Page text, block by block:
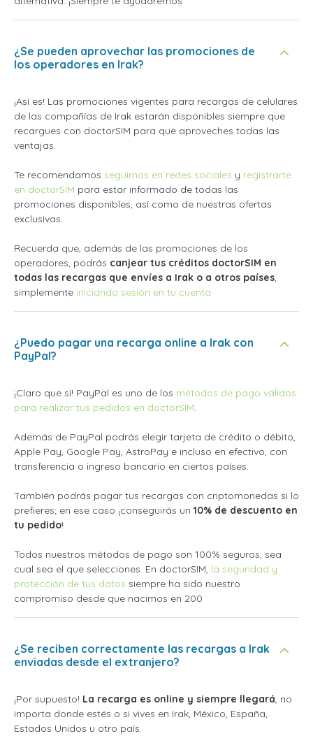
¿Se pueden aprovechar las promociones de
los operadores en Irak?
¡Así es! Las promociones vigentes para recargas de celulares
de las compañías de Irak estarán disponibles siempre que
recargues con doctorSIM para que aproveches todas las
ventajas.
Te recomendamos seguirnos en redes sociales y registrarte
en doctorSIM para estar informado de todas las
promociones disponibles, así como de nuestras ofertas
exclusivas.
Recuerda que, además de las promociones de los
operadores, podrás canjear tus créditos doctorSIM en
todas las recargas que envíes a Irak o a otros países,
simplemente iniciando sesión en tu cuenta
¿Puedo pagar una recarga online a Irak con
PayPal?
¡Claro que sí! PayPal es uno de los métodos de pago válidos
para realizar tus pedidos en doctorSIM.
Además de PayPal podrás elegir tarjeta de crédito o débito,
Apple Pay, Google Pay, AstroPay e incluso en efectivo, con
transferencia o ingreso bancario en ciertos países.
También podrás pagar tus recargas con criptomonedas si lo
prefieres; en ese caso ¡conseguirás un 10% de descuento en
tu pedido!
Todos nuestros métodos de pago son 100% seguros, sea
cual sea el que selecciones. En doctorSIM, la seguridad y
protección de tus datos siempre ha sido nuestro
compromiso desde que nacimos en 200
¿Se reciben correctamente las recargas a Irak
enviadas desde el extranjero?
¡Por supuesto! La recarga es online y siempre llegará, no
importa donde estés o si vives en Irak, México, España,
Estados Unidos u otro país.